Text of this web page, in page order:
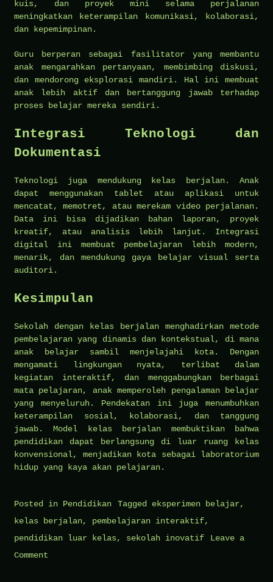
kuis, dan proyek mini selama perjalanan
meningkatkan keterampilan komunikasi, kolaborasi,
dan kepemimpinan.
Guru berperan sebagai fasilitator yang membantu
anak mengarahkan pertanyaan, membimbing diskusi,
dan mendorong eksplorasi mandiri. Hal ini membuat
anak lebih aktif dan bertanggung jawab terhadap
proses belajar mereka sendiri.
Integrasi Teknologi dan
Dokumentasi
Teknologi juga mendukung kelas berjalan. Anak
dapat menggunakan tablet atau aplikasi untuk
mencatat, memotret, atau merekam video perjalanan.
Data ini bisa dijadikan bahan laporan, proyek
kreatif, atau analisis lebih lanjut. Integrasi
digital ini membuat pembelajaran lebih modern,
menarik, dan mendukung gaya belajar visual serta
auditori.
Kesimpulan
Sekolah dengan kelas berjalan menghadirkan metode
pembelajaran yang dinamis dan kontekstual, di mana
anak belajar sambil menjelajahi kota. Dengan
mengamati lingkungan nyata, terlibat dalam
kegiatan interaktif, dan menggabungkan berbagai
mata pelajaran, anak memperoleh pengalaman belajar
yang menyeluruh. Pendekatan ini juga menumbuhkan
keterampilan sosial, kolaborasi, dan tanggung
jawab. Model kelas berjalan membuktikan bahwa
pendidikan dapat berlangsung di luar ruang kelas
konvensional, menjadikan kota sebagai laboratorium
hidup yang kaya akan pelajaran.
Posted in Pendidikan Tagged eksperimen belajar,
kelas berjalan, pembelajaran interaktif,
pendidikan luar kelas, sekolah inovatif
Leave a
Comment